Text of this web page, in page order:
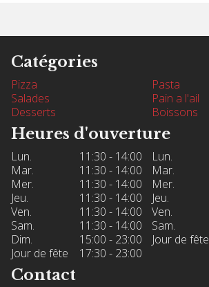
Catégories
Pizza
Pasta
Salades
Pain a l'ail
Desserts
Boissons
Heures d'ouverture
Lun. 11:30 - 14:00 Lun.
Mar.
11:30 - 14:00 Mar.
Mer.
11:30 - 14:00 Mer.
Jeu.
11:30 - 14:00 Jeu.
Ven.
11:30 - 14:00 Ven.
Sam.
11:30 - 14:00 Sam.
Dim.
15:00 - 23:00 Jour de fête
Jour de fête
17:30 - 23:00
Contact